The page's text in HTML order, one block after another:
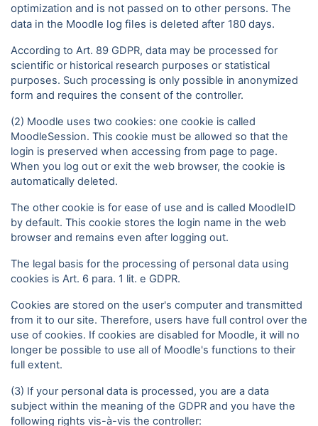
optimization and is not passed on to other persons. The
data in the Moodle log files is deleted after 180 days.
According to Art. 89 GDPR, data may be processed for
scientific or historical research purposes or statistical
purposes. Such processing is only possible in anonymized
form and requires the consent of the controller.
(2) Moodle uses two cookies: one cookie is called
MoodleSession. This cookie must be allowed so that the
login is preserved when accessing from page to page.
When you log out or exit the web browser, the cookie is
automatically deleted.
The other cookie is for ease of use and is called MoodleID
by default. This cookie stores the login name in the web
browser and remains even after logging out.
The legal basis for the processing of personal data using
cookies is Art. 6 para. 1 lit. e GDPR.
Cookies are stored on the user's computer and transmitted
from it to our site. Therefore, users have full control over the
use of cookies. If cookies are disabled for Moodle, it will no
longer be possible to use all of Moodle's functions to their
full extent.
(3) If your personal data is processed, you are a data
subject within the meaning of the GDPR and you have the
following rights vis-à-vis the controller: